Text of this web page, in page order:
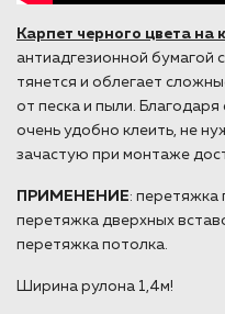
Карпет черного цвета на
антиадгезионной бумагой
тянется и облегает
от песка и пыли.
очень удобно клеить, не
зачастую при монтаже
ПРИМЕНЕНИЕ: перетяжка
перетяжка дверхных
перетяжка потолка.
Ширина рулона 1,4м!